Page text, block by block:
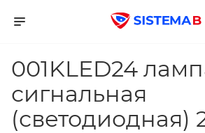
001KLED24
сигнальная
(светодиодная)